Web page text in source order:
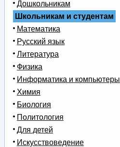
Дошкольникам
Школьникам и студентам
Математика
Русский язык
Литература
Физика
Информатика и компьютеры
Химия
Биология
Политология
Для детей
Искусствоведение